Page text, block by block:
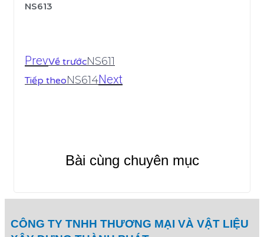
NS613
PrevVề trướcNS611
Tiếp theoNS614Next
Bài cùng chuyên mục
CÔNG TY TNHH THƯƠNG MẠI VÀ VẬT LIỆU